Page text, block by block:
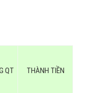
QT THÀNH TIỀN